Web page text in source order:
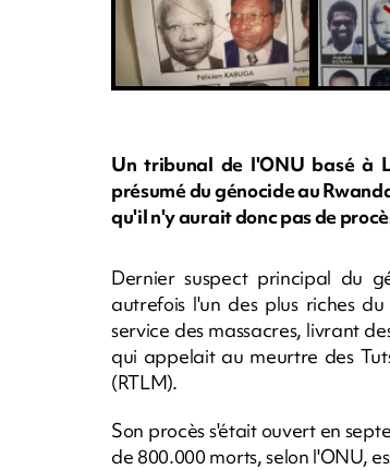
Un tribunal de l'ONU basé à
présumé du génocide au
qu'il n'y aurait donc pas de
Dernier suspect principal du
autrefois l'un des plus riches
service des massacres, livrant
qui appelait au meurtre des
(RTLM).
Son procès s'était ouvert en
de 800.000 morts, selon l'ONU,